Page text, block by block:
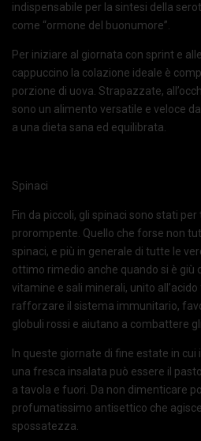
indispensabile per la sintesi della
come “ormone del buonumore”.
Per iniziare al giornata con sprint e
cappuccino la colazione ideale è
porzione di uova. Strapazzate,
sono un alimento versatile e veloce
a una dieta sana ed equilibrata.
Spinaci
Fin da piccoli, gli spinaci sono stati
prorompente. Quello che forse non
spinaci, e più in generale di tutte le
ottimo rimedio anche quando si è giù
vitamine e sali minerali, unito
rafforzare il sistema immunitario,
globuli rossi e aiutano a combattere
In queste giornate di fine estate in
una fresca insalata può essere il
a tavola e fuori. Da non dimenticare
profumatissimo antisettico che
spossatezza.